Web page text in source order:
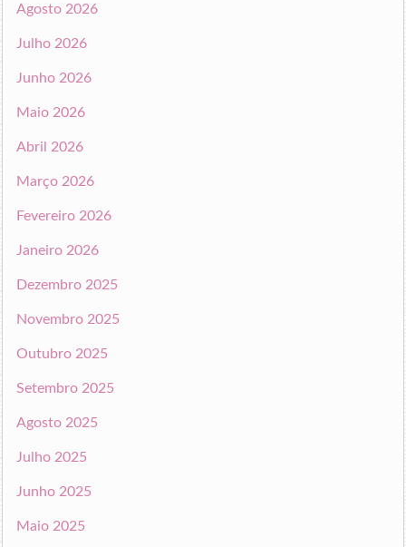
Agosto 2026
Julho 2026
Junho 2026
Maio 2026
Abril 2026
Março 2026
Fevereiro 2026
Janeiro 2026
Dezembro 2025
Novembro 2025
Outubro 2025
Setembro 2025
Agosto 2025
Julho 2025
Junho 2025
Maio 2025